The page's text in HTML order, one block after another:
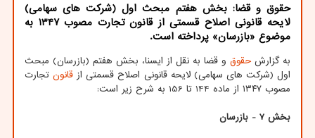
حقوق و قضا: بخش هفتم مبحث اول (شرکت های سهامی)
لایحه قانونی اصلاح قسمتی از قانون تجارت مصوب 1347 به
موضوع «بازرسان» پرداخته است.
به گزارش حقوق و قضا به نقل از ایسنا، بخش هفتم (بازرسان) مبحث
اول (شرکت های سهامی) لایحه قانونی اصلاح قسمتی از قانونتجارت
مصوب ۱۳۴۷ از ماده 144 تا 156 به شرح زیر است:
بخش 7 - بازرسان